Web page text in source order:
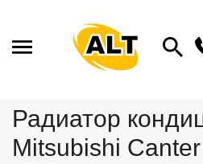
Радиатор
Mitsubishi